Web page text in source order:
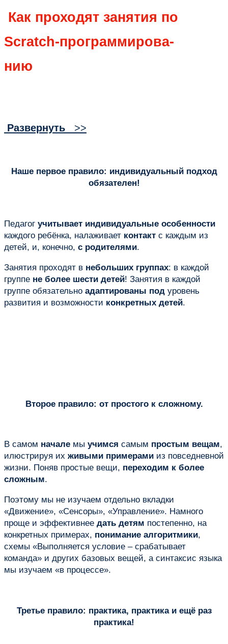
Как проходят занятия по
Scratch-программирова-
нию
Развернуть >>
Наше первое правило: индивидуальный подход
обязателен!
Педагог учитывает индивидуальные особенности
каждого ребёнка, налаживает контакт с каждым из
детей, и, конечно, с родителями.
Занятия проходят в небольших группах: в каждой
группе не более шести детей! Занятия в каждой
группе обязательно адаптированы под уровень
развития и возможности конкретных детей.
Второе правило: от простого к сложному.
В самом начале мы учимся самым простым вещам,
илюстрируя их живыми примерами из повседневной
жизни. Поняв простые вещи, переходим к более
сложным.
Поэтому мы не изучаем отдельно вкладки
«Движение», «Сенсоры», «Управление». Намного
проще и эффективнее дать детям постепенно, на
конкретных примерах, понимание алгоритмики,
схемы «Выполняется условие – срабатывает
команда» и других базовых вещей, а синтаксис языка
мы изучаем «в процессе».
Третье правило: практика, практика и ещё раз
практика!